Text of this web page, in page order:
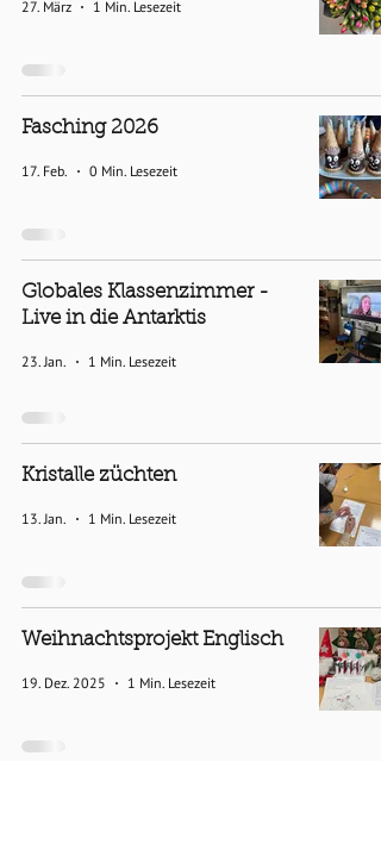
27. März 1 Min. Lesezeit
Fasching 2026
17. Feb. 0 Min. Lesezeit
Globales Klassenzimmer -
Live in die Antarktis
23. Jan. 1 Min. Lesezeit
Kristalle züchten
13. Jan. 1 Min. Lesezeit
Weihnachtsprojekt Englisch
19. Dez. 2025 1 Min. Lesezeit